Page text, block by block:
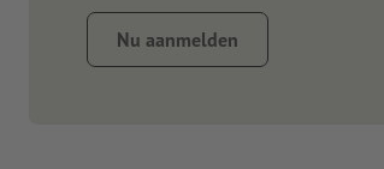
Nu aanmelden